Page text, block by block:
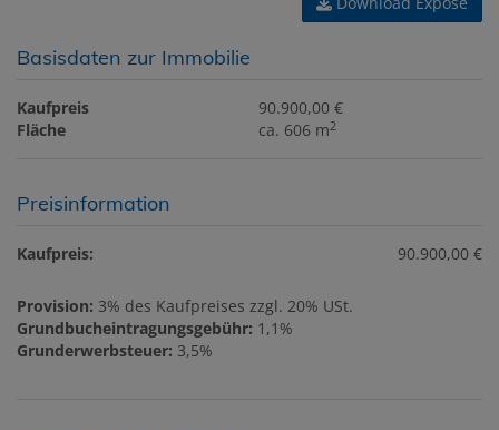
Basisdaten zur Immobilie
Kaufpreis
90.900,00 €
Fläche
ca. 606 m2
Preisinformation
Kaufpreis: 90.900,00 €
Provision: 3% des Kaufpreises zzgl. 20% USt.
Grundbucheintragungsgebühr: 1,1%
Grunderwerbsteuer: 3,5%